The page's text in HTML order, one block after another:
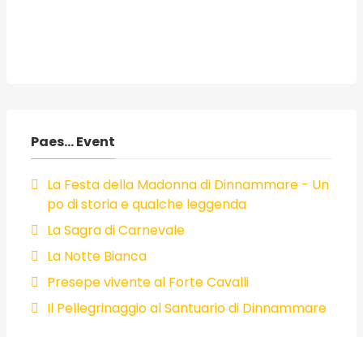
Paes... Event
La Festa della Madonna di Dinnammare - Un
po di storia e qualche leggenda
La Sagra di Carnevale
La Notte Bianca
Presepe vivente al Forte Cavalli
Il Pellegrinaggio al Santuario di Dinnammare